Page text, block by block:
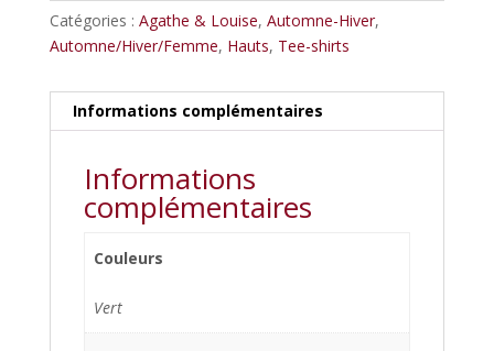
Catégories : Agathe & Louise, Automne-Hiver,
Automne/Hiver/Femme, Hauts, Tee-shirts
Informations complémentaires
Informations
complémentaires
Couleurs
Vert